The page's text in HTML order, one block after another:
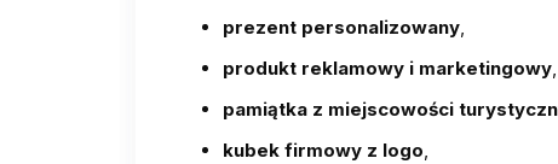
prezent personalizowany,
produkt reklamowy i marketingowy,
pamiątka z miejscowości
kubek firmowy z logo,